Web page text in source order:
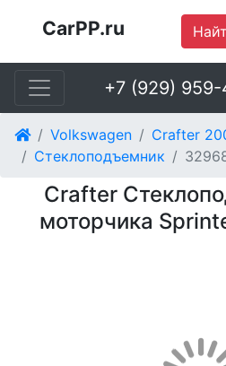
CarPP.ru
+7 (929)
Volkswagen
Crafter
Стеклоподъемник
Crafter
моторчика